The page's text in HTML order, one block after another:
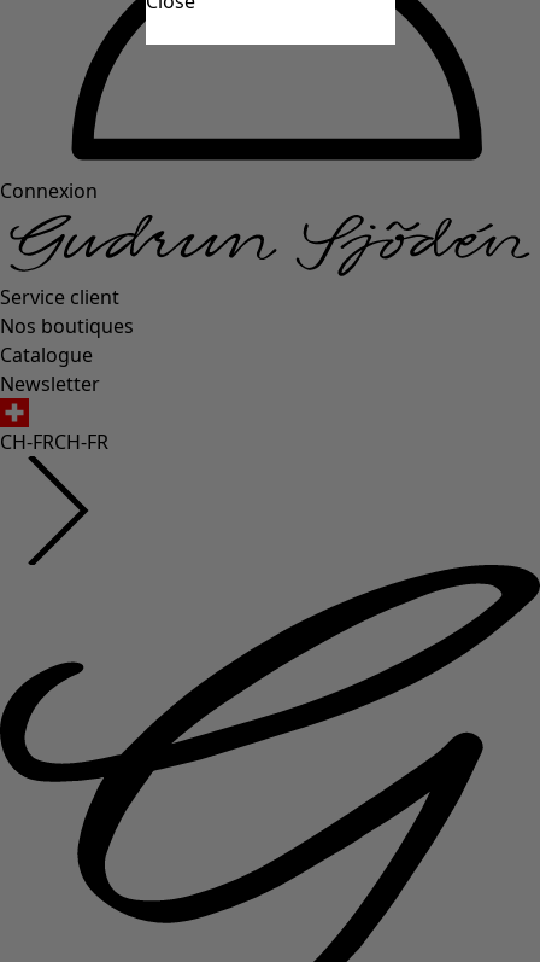
Connexion
Service client
Nos boutiques
Catalogue
Newsletter
CH-FRCH-FR